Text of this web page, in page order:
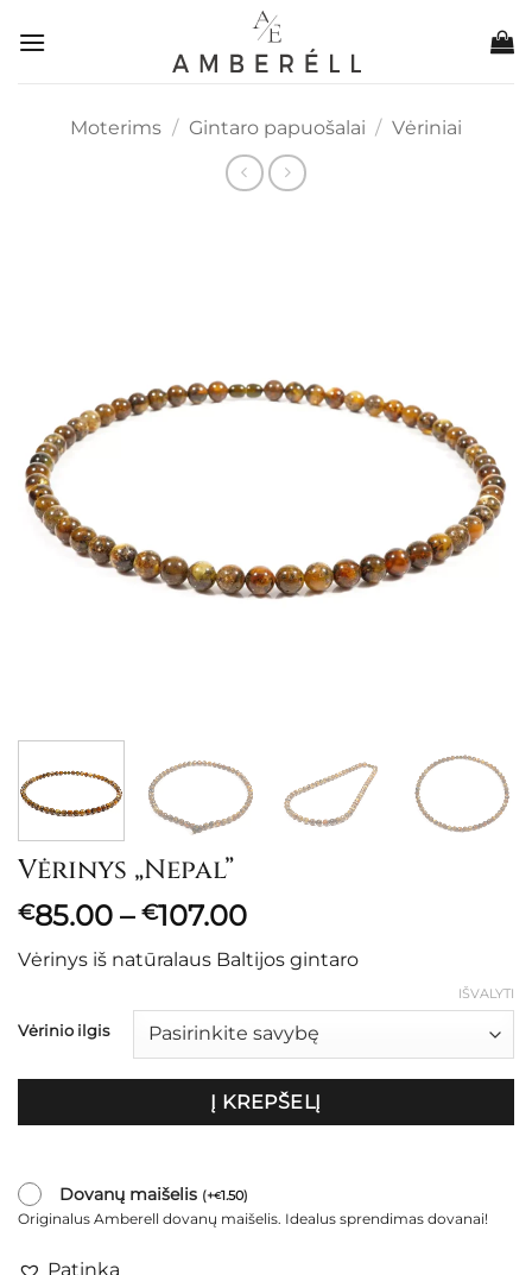
Moterims / Gintaro papuošalai / Vėriniai
Vėrinys „Nepal”
€85.00 – €107.00Price
€85.00
€107.00
Vėrinys iš natūralaus Baltijos gintaro
Vėrinio ilgis
IŠVALYTI
Į KREPŠELĮ
Dovanų maišelis (+€1.50)
Originalus Amberell dovanų maišelis. Idealus sprendimas dovanai!
Patinka